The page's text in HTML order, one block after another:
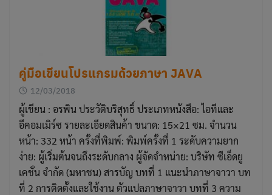
คู่มือเขียนโปรแกรมด้วยภาษา JAVA
12/03/2018
ผู้เขียน : อรพิน ประวัติบริสุทธิ์ ประเภทหนังสือ: ไอทีและ
อีคอมเมิร์ซ รายละเอียดสินค้า ขนาด: 15×21 ซม. จำนวน
หน้า: 332 หน้า ครั้งที่พิมพ์: พิมพ์ครั้งที่ 1 ระดับความยาก
ง่าย: ผู้เริ่มต้นจนถึงระดับกลาง ผู้จัดจำหน่าย: บริษัท ซีเอ็ดยู
เคชั่น จำกัด (มหาชน) สารบัญ บทที่ 1 แนะนำภาษาจาวา บท
ที่ 2 การติดตั้งและใช้งาน ตัวแปลภาษาจาวา บทที่ 3 ความ